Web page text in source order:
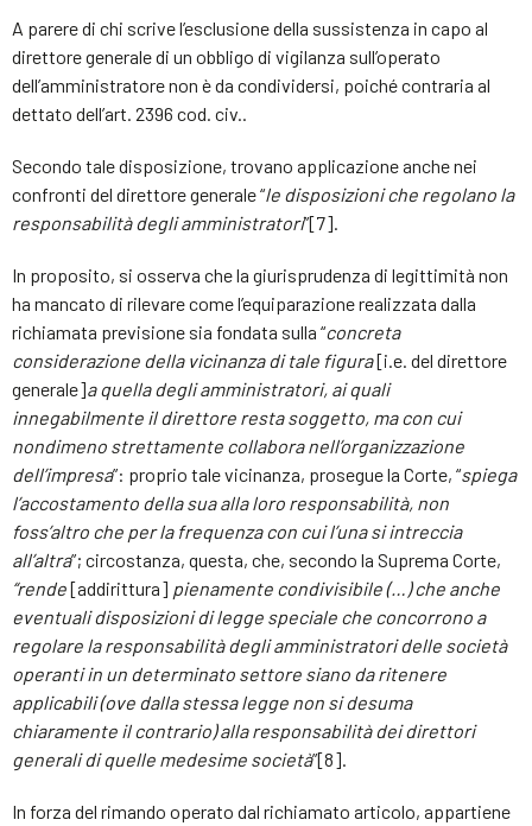
A parere di chi scrive l’esclusione della sussistenza in capo al
direttore generale di un obbligo di vigilanza sull’operato
dell’amministratore non è da condividersi, poiché contraria al
dettato dell’art. 2396 cod. civ..
Secondo tale disposizione, trovano applicazione anche nei
confronti del direttore generale “le disposizioni che regolano la
responsabilità degli amministratori”[7].
In proposito, si osserva che la giurisprudenza di legittimità non
ha mancato di rilevare come l’equiparazione realizzata dalla
richiamata previsione sia fondata sulla “concreta
considerazione della vicinanza di tale figura[i.e. del direttore
generale]a quella degli amministratori, ai quali
innegabilmente il direttore resta soggetto, ma con cui
nondimeno strettamente collabora nell’organizzazione
dell’impresa”: proprio tale vicinanza, prosegue la Corte, “spiega
l’accostamento della sua alla loro responsabilità, non
foss’altro che per la frequenza con cui l’una si intreccia
all’altra”; circostanza, questa, che, secondo la Suprema Corte,
“rende[addirittura] pienamente condivisibile (…) che anche
eventuali disposizioni di legge speciale che concorrono a
regolare la responsabilità degli amministratori delle società
operanti in un determinato settore siano da ritenere
applicabili (ove dalla stessa legge non si desuma
chiaramente il contrario) alla responsabilità dei direttori
generali di quelle medesime società”[8].
In forza del rimando operato dal richiamato articolo, appartiene